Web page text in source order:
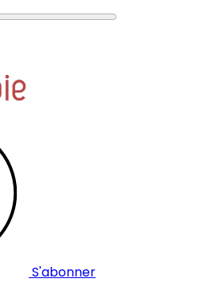
S'abonner
cookies